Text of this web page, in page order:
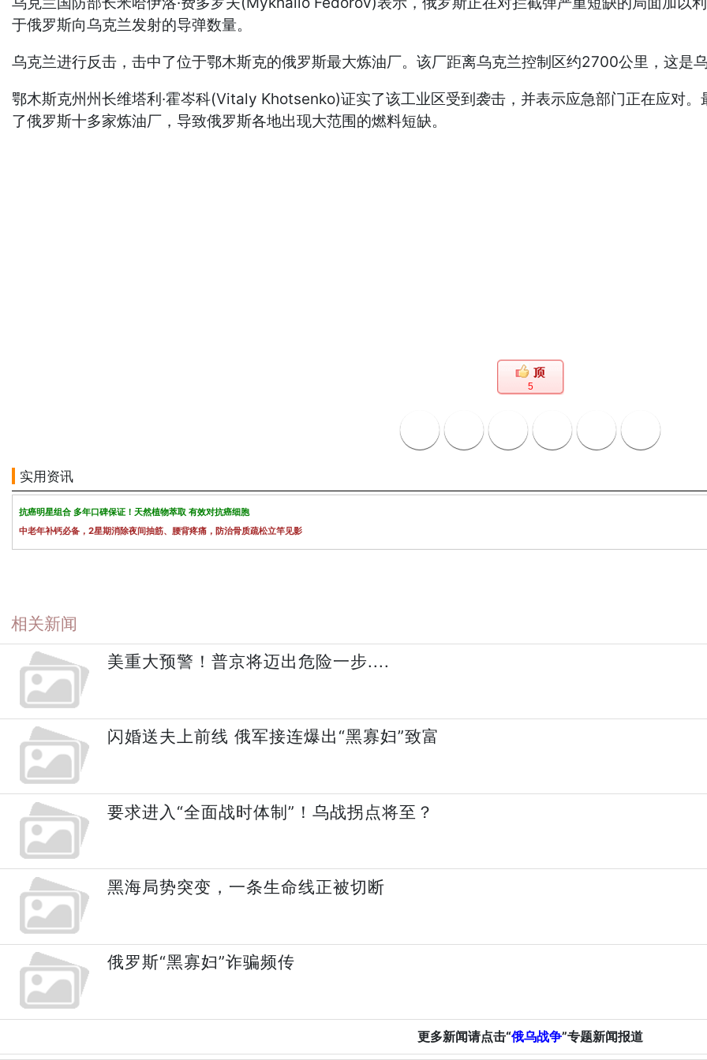
于俄罗斯向乌克兰发射的导弹数量。
乌克兰进行反击，击中了位于鄂木斯克的俄罗斯最大炼油厂。该厂距离乌克兰控制区约2700公里，这是
鄂木斯克州州长维塔利·霍岑科(Vitaly Khotsenko)证实了该工业区受到袭击，并表示应急部门正在应对
了俄罗斯十多家炼油厂，导致俄罗斯各地出现大范围的燃料短缺。
5
实用资讯
抗癌明星组合 多年口碑保证！天然植物萃取 有效对抗癌细胞
中老年补钙必备，2星期消除夜间抽筋、腰背疼痛，防治骨质疏松立竿见影
相关新闻
美重大预警！普京将迈出危险一步....
闪婚送夫上前线 俄军接连爆出“黑寡妇”致富
要求进入“全面战时体制”！乌战拐点将至？
黑海局势突变，一条生命线正被切断
俄罗斯“黑寡妇”诈骗频传
更多新闻请点击“俄乌战争”专题新闻报道